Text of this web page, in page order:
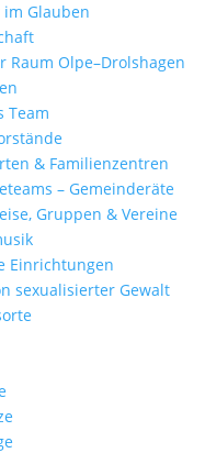
Glauben
Raum Olpe–Drolshagen
Team
& Familienzentren
– Gemeinderäte
Gruppen & Vereine
Einrichtungen
sexua­li­sierter Gewalt